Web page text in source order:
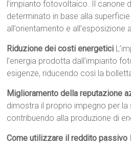
l’impianto fotovoltaico. Il canone
determinato in base alla
all’orientamento e all’esposizione
Riduzione dei costi energetici
l’energia prodotta dall’impianto
esigenze, riducendo così la
Miglioramento della reputazione
dimostra il proprio impegno per la
contribuendo alla produzione di
Come utilizzare il reddito passivo